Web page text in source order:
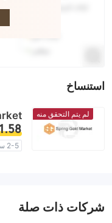
استنساخ
لم يتم التحقق منه
2-5 سنوات
شركات ذات صلة